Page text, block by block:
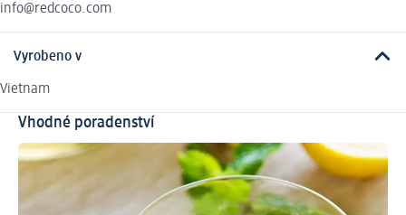
info@redcoco.com
Vyrobeno v
Vietnam
Vhodné poradenství